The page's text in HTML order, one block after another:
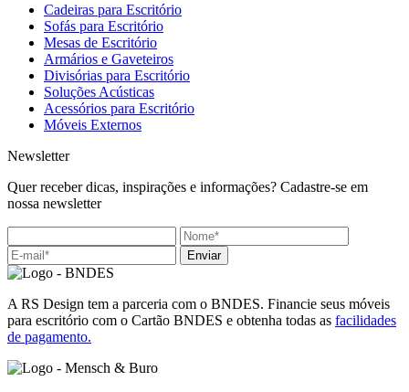
Cadeiras para Escritório
Sofás para Escritório
Mesas de Escritório
Armários e Gaveteiros
Divisórias para Escritório
Soluções Acústicas
Acessórios para Escritório
Móveis Externos
Newsletter
Quer receber dicas, inspirações e informações? Cadastre-se em
nossa newsletter
Enviar
A RS Design tem a parceria com o BNDES. Financie seus móveis
para escritório com o Cartão BNDES e obtenha todas as facilidades
de pagamento.